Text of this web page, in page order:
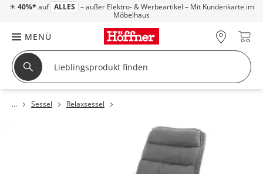
☀ 40%* auf ALLES – außer Elektro- & Werbeartikel – Mit Kundenkarte im
Möbelhaus
MENÜ
Sessel Relaxsessel